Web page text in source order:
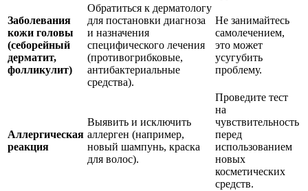
Заболевания
кожи головы
(себорейный
дерматит,
фолликулит)
Обратиться к дерматологу
для постановки диагноза
и назначения
специфического лечения
(противогрибковые,
антибактериальные
средства).
Не занимайтесь
самолечением,
это может
усугубить
проблему.
Аллергическая
реакция
Выявить и исключить
аллерген (например,
новый шампунь, краска
для волос).
Проведите тест
на
чувствительность
перед
использованием
новых
косметических
средств.